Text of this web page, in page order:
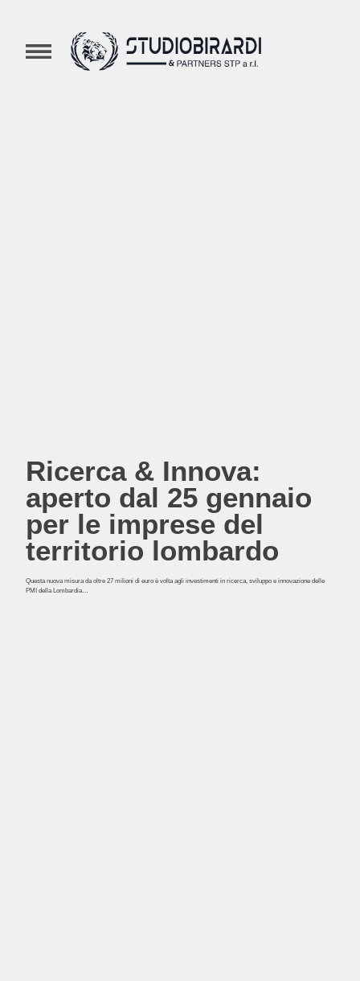
Ricerca & Innova:
aperto dal 25 gennaio
per le imprese del
territorio lombardo
Questa nuova misura da oltre 27 milioni di euro è volta agli investimenti in ricerca, sviluppo e innovazione delle
PMI della Lombardia…